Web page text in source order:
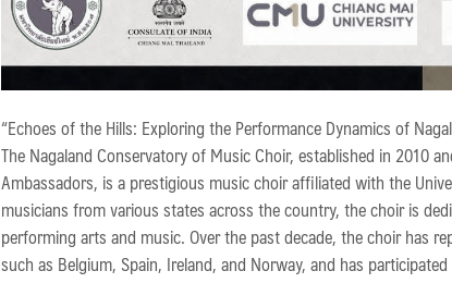
“Echoes of the Hills: Exploring the Performance Dynamics of
The Nagaland Conservatory of Music Choir, established in 2010
Ambassadors, is a prestigious music choir affiliated with the
musicians from various states across the country, the choir is
performing arts and music. Over the past decade, the choir has
such as Belgium, Spain, Ireland, and Norway, and has